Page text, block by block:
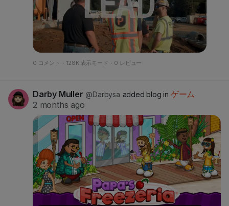
e
t
i
n
g
s
0 コメント · 128K 表示モード · 0 レビュー
Darby Muller @Darbysa added blog in ゲーム
2 months ago